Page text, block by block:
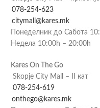
078-254-623
citymall@kares.mk
Понеделник до Сабота
Недела 10:00h – 20:00h
Kares On The Go
Skopje City Mall – II кат
078-254-619
onthego@kares.mk